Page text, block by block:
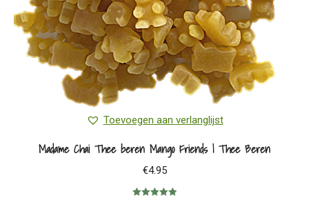
productpagina
Toevoegen aan verlanglijst
Madame Chai Thee beren Mango Friends | Thee Beren
€4.95